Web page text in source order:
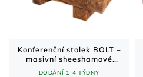
Konferenční stolek BOLT –
masivní sheeshamové
dřevo / přírodní / 100 cm
DODÁNÍ 1-4 TÝDNY